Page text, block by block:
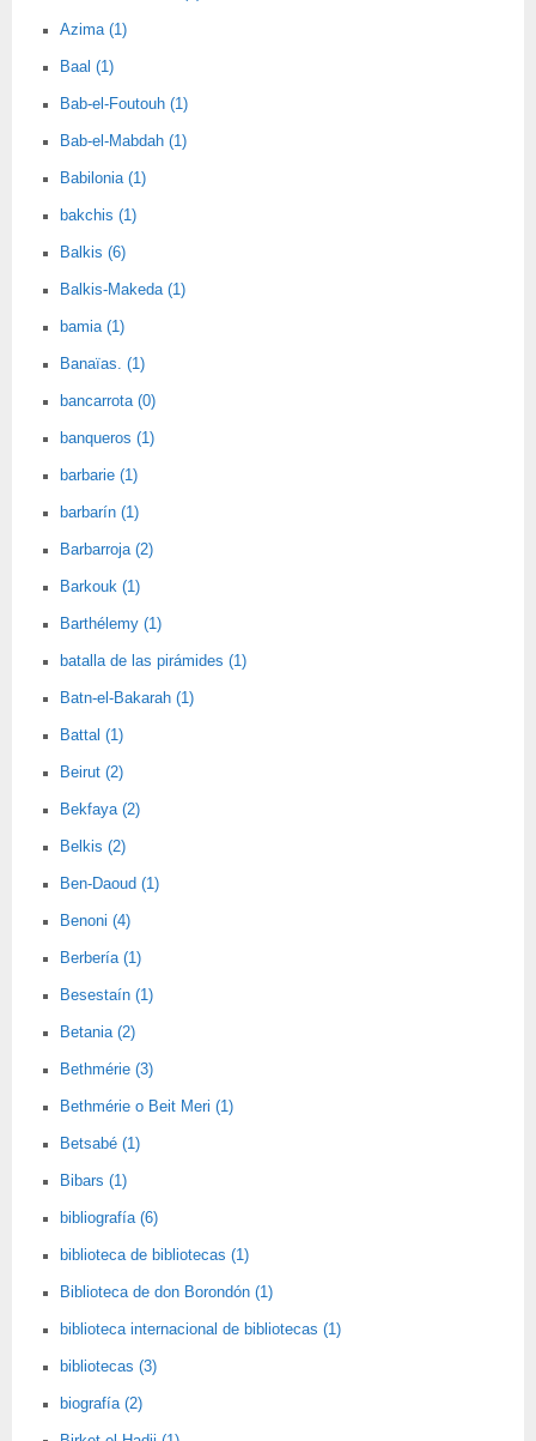
Azima (1)
Baal (1)
Bab-el-Foutouh (1)
Bab-el-Mabdah (1)
Babilonia (1)
bakchis (1)
Balkis (6)
Balkis-Makeda (1)
bamia (1)
Banaïas. (1)
bancarrota (0)
banqueros (1)
barbarie (1)
barbarín (1)
Barbarroja (2)
Barkouk (1)
Barthélemy (1)
batalla de las pirámides (1)
Batn-el-Bakarah (1)
Battal (1)
Beirut (2)
Bekfaya (2)
Belkis (2)
Ben-Daoud (1)
Benoni (4)
Berbería (1)
Besestaín (1)
Betania (2)
Bethmérie (3)
Bethmérie o Beit Meri (1)
Betsabé (1)
Bibars (1)
bibliografía (6)
biblioteca de bibliotecas (1)
Biblioteca de don Borondón (1)
biblioteca internacional de bibliotecas (1)
bibliotecas (3)
biografía (2)